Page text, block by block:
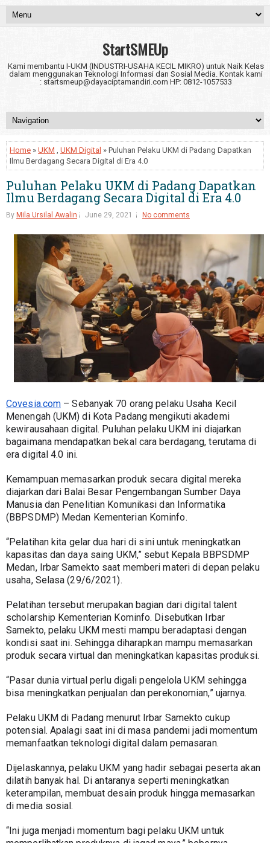
StartSMEUp
Kami membantu I-UKM (INDUSTRI-USAHA KECIL MIKRO) untuk Naik Kelas
dalam menggunakan Teknologi Informasi dan Sosial Media. Kontak kami
: startsmeup@dayaciptamandiri.com HP: 0812-1057533
Home » UKM , UKM Digital » Puluhan Pelaku UKM di Padang Dapatkan
Ilmu Berdagang Secara Digital di Era 4.0
Puluhan Pelaku UKM di Padang Dapatkan
Ilmu Berdagang Secara Digital di Era 4.0
By Mila Ursilal Awalin June 29, 2021 No comments
Covesia.com – Sebanyak 70 orang pelaku Usaha Kecil
Menengah (UKM) di Kota Padang mengikuti akademi
kewirausahaan digital. Puluhan pelaku UKM ini diajarkan
bagaimana mendapatkan bekal cara berdagang, terutama di
era digital 4.0 ini.
Kemampuan memasarkan produk secara digital mereka
diajarkan dari Balai Besar Pengembangan Sumber Daya
Manusia dan Penelitian Komunikasi dan Informatika
(BBPSDMP) Medan Kementerian Kominfo.
“Pelatihan kita gelar dua hari di sini untuk meningkatkan
kapasitas dan daya saing UKM,” sebut Kepala BBPSDMP
Medan, Irbar Samekto saat memberi materi di depan pelaku
usaha, Selasa (29/6/2021).
Pelatihan tersebut merupakan bagian dari digital talent
scholarship Kementerian Kominfo. Disebutkan Irbar
Samekto, pelaku UKM mesti mampu beradaptasi dengan
kondisi saat ini. Sehingga diharapkan mampu memasarkan
produk secara virtual dan meningkatkan kapasitas produksi.
“Pasar dunia virtual perlu digali pengelola UKM sehingga
bisa meningkatkan penjualan dan perekonomian,” ujarnya.
Pelaku UKM di Padang menurut Irbar Samekto cukup
potensial. Apalagi saat ini di masa pandemi jadi momentum
memanfaatkan teknologi digital dalam pemasaran.
Dijelaskannya, pelaku UKM yang hadir sebagai peserta akan
dilatih banyak hal. Di antaranya seperti meningkatkan
keterampilan, membuat desain produk hingga memasarkan
di media sosial.
“Ini juga menjadi momentum bagi pelaku UKM untuk